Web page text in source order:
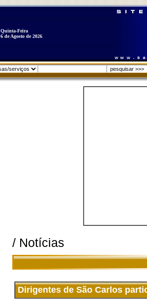
Quinta-Feira
6 de Agosto de 2026
/ Notícias
Dirigentes de São Carlos